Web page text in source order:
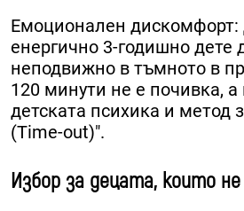
Емоционален
енергично 3-годишно
неподвижно в тъмното в
120 минути не е почивка,
детската психика и метод
(Time-out)".
Избор за децата, които